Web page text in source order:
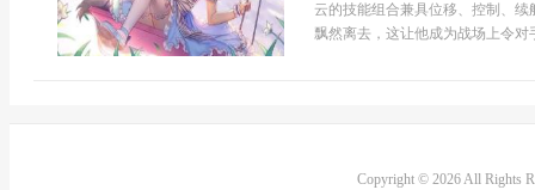
云的技能组合兼具位移、控制、
飘然离去，这让他成为战场上令
Copyright © 2026 All Rights